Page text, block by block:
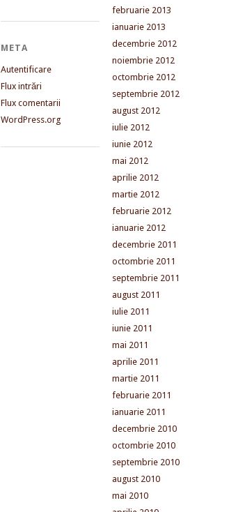
META
Autentificare
Flux intrări
Flux comentarii
WordPress.org
februarie 2013
ianuarie 2013
decembrie 2012
noiembrie 2012
octombrie 2012
septembrie 2012
august 2012
iulie 2012
iunie 2012
mai 2012
aprilie 2012
martie 2012
februarie 2012
ianuarie 2012
decembrie 2011
octombrie 2011
septembrie 2011
august 2011
iulie 2011
iunie 2011
mai 2011
aprilie 2011
martie 2011
februarie 2011
ianuarie 2011
decembrie 2010
octombrie 2010
septembrie 2010
august 2010
mai 2010